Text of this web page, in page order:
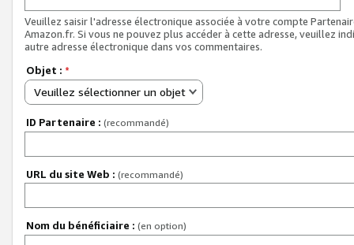
Veuillez saisir l'adresse électronique associée à votre compte
Amazon.fr. Si vous ne pouvez plus accéder à cette adresse, veuillez
autre adresse électronique dans vos commentaires.
Objet : *
Veuillez sélectionner un objet
ID Partenaire : (recommandé)
URL du site Web : (recommandé)
Nom du bénéficiaire : (en option)